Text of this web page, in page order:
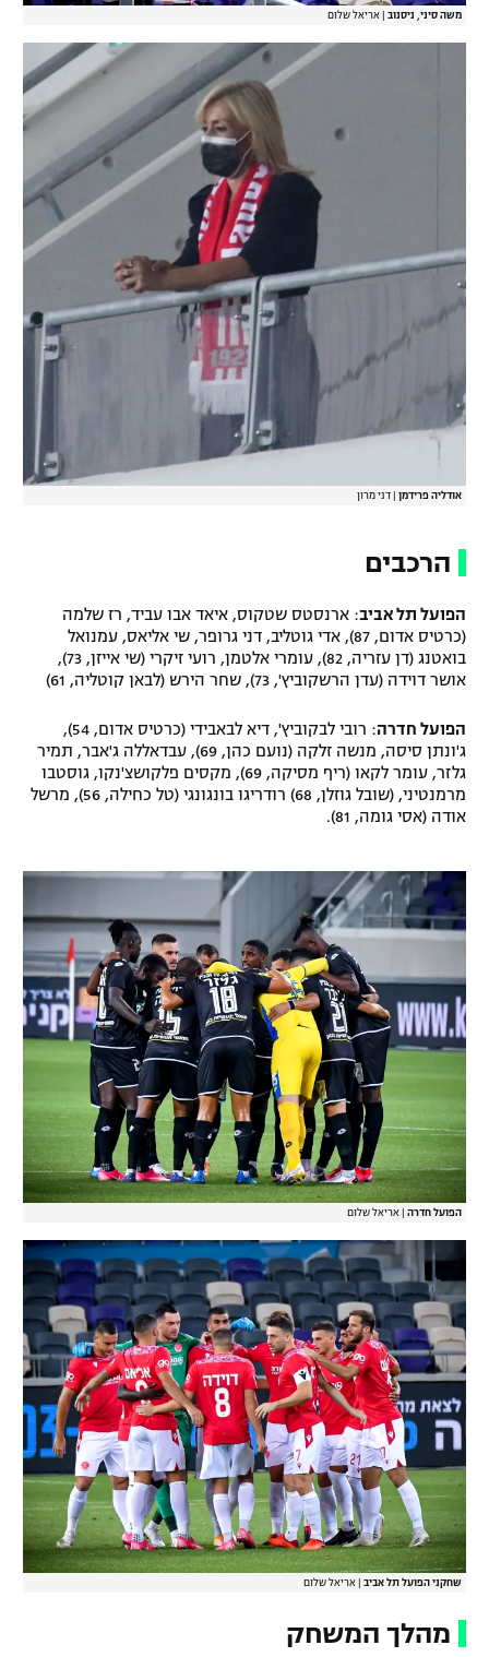
משה סיני, ניסנוב אריאל שלום
אודליה פרידמן דני מרון
הרכבים
הפועל תל אביב: ארנסטס שטקוס, איאד אבו עביד, רז שלמה
(כרטיס אדום, 87), אדי גוטליב, דני גרופר, שי אליאס, עמנואל
בואטנג (דן עזריה, 82), עומרי אלטמן, רועי זיקרי (שי אייזן, 73),
אושר דוידה (עדן הרשקוביץ', 73), שחר הירש (לבאן קוטליה, 61)
הפועל חדרה
: רובי לבקוביץ', דיא לבאבידי (כרטיס אדום, 54),
ג'ונתן סיסה, מנשה זלקה (נועם כהן, 69), עבדאללה ג'אבר, תמיר
גלזר, עומר לקאו (ריף מסיקה, 69), מקסים פלקושצ'נקו, גוסטבו
מרמנטיני, (שובל גוזלן, 68) רודריגו בונגונגי (טל כחילה, 56), מרשל
אודה (אסי גומה, 81).
הפועל חדרה אריאל שלום
שחקני הפועל תל אביב אריאל שלום
מהלך המשחק